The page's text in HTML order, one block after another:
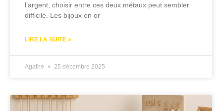
l’argent, choisir entre ces deux métaux peut sembler
difficile. Les bijoux en or
LIRE LA SUITE »
Agathe 25 décembre 2025